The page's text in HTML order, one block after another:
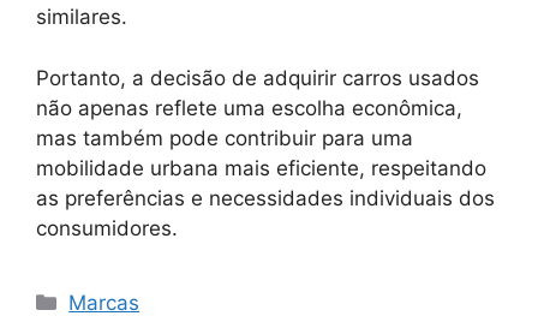
similares.
Portanto, a decisão de adquirir carros usados
não apenas reflete uma escolha econômica,
mas também pode contribuir para uma
mobilidade urbana mais eficiente, respeitando
as preferências e necessidades individuais dos
consumidores.
Categorias
Marcas